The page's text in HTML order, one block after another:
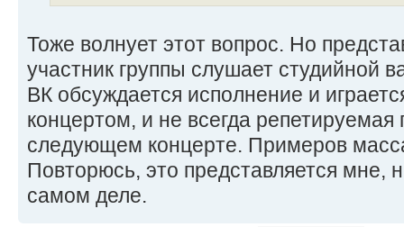
Тоже волнует этот вопрос. Но
участник группы слушает студийной
ВК обсуждается исполнение и
концертом, и не всегда репетируемая
следующем концерте. Примеров
Повторюсь, это представляется мне,
самом деле.